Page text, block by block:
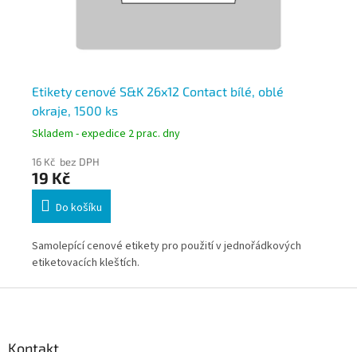
Etikety cenové S&K 26x12 Contact bílé, oblé
okraje, 1500 ks
Skladem - expedice 2 prac. dny
16 Kč bez DPH
19 Kč
Do košíku
Samolepící cenové etikety pro použití v jednořádkových
etiketovacích kleštích.
Kontakt